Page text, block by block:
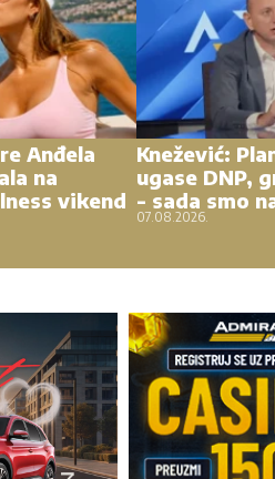
Anđela
na
vikend
Knežević:
ugase DNP,
- sada smo
07.08.2026.